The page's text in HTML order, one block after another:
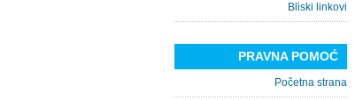
Bliski linkovi
PRAVNA POMOĆ
Početna strana